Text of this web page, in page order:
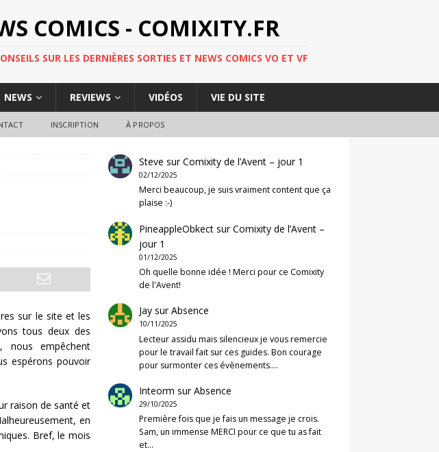
COMICS - COMIXITY.FR
SUR LES DERNIÈRES SORTIES ET NEWS COMICS VO ET VF
NEWS REVIEWS VIDÉOS VIE DU SITE
INSCRIPTION À PROPOS
sur le site et les
tous deux des
nous empêchent
espérons pouvoir
raison de santé et
en
Bref, le mois
Steve surComixity de l’Avent – jour 1
02/12/2025
Merci beaucoup, je suis vraiment content que ça
plaise :-)
PineappleObkect surComixity de l’Avent –
jour 1
01/12/2025
Oh quelle bonne idée ! Merci pour ce Comixity
de l'Avent!
Jay surAbsence
10/11/2025
Lecteur assidu mais silencieux je vous remercie
pour le travail fait sur ces guides. Bon courage
pour surmonter ces évènements.…
Inteorm surAbsence
29/10/2025
Première fois que je fais un message je crois.
Sam, un immense MERCI pour ce que tu as fait
et…